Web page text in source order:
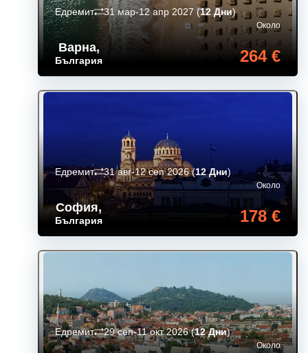
Варна,
България
Около
264 €
Едремит 31 мар-12 апр 2027(12 Дни)
София,
България
Около
178 €
Едремит 31 авг-12 сеп 2026(12 Дни)
Около
Едремит 29 сеп-11 окт 2026(12 Дни)